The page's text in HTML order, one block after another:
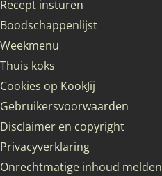
Recept insturen
Boodschappenlijst
Weekmenu
Thuis koks
Cookies op KookJij
Gebruikersvoorwaarden
Disclaimer en copyright
Privacyverklaring
Onrechtmatige inhoud melden